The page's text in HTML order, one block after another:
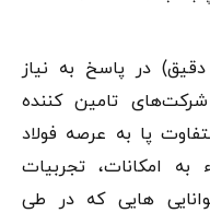
در پاسخ به نیاز
تامین کننده
پا به عرصه فولاد
به امکانات، تجربیات
هایی که در طی